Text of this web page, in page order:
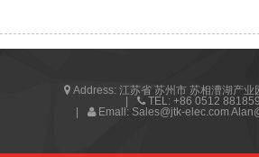
Address: 江苏省 苏州市 苏相漕湖产业
TEL: +86 0512
Emall: Sales@jtk-elec.com